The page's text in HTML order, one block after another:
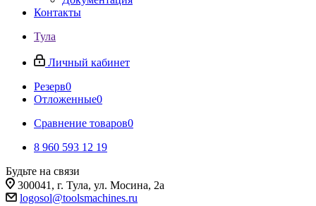
Контакты
Тула
Личный кабинет
Резерв0
Отложенные0
Сравнение товаров0
8 960 593 12 19
Будьте на связи
300041, г. Тула, ул. Мосина, 2а
logosol@toolsmachines.ru